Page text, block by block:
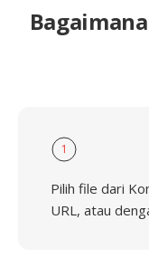
1
Pilih file dari
URL, atau